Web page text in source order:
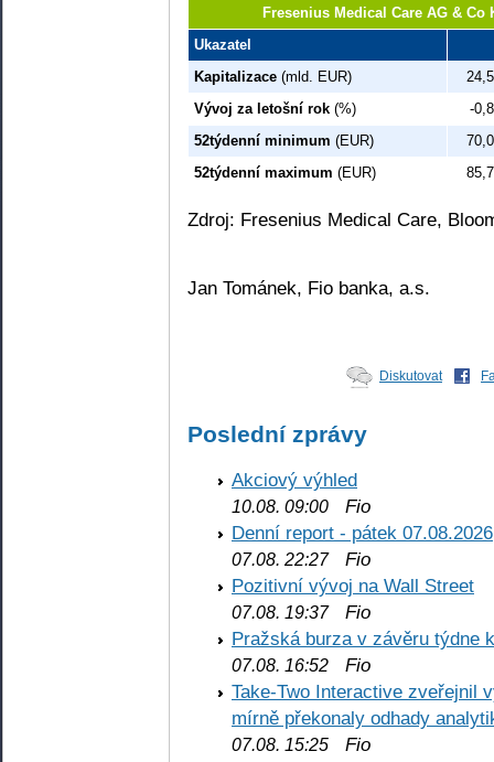
Fresenius Medical Care AG & Co
Ukazatel
Kapitalizace (mld. EUR)
24,5
Vývoj za letošní rok (%)
-0,8
52týdenní minimum (EUR)
70,0
52týdenní maximum (EUR) 85,7
Zdroj: Fresenius Medical Care,
Jan Tománek, Fio banka, a.s.
Diskutovat
Poslední zprávy
Akciový výhled
10.08. 09:00 Fio
Denní report - pátek 07.08.2026
07.08. 22:27Fio
Pozitivní vývoj na Wall Street
07.08. 19:37Fio
Pražská burza v závěru týdne
07.08. 16:52 Fio
Take-Two Interactive zveřejnil
mírně překonaly odhady
07.08. 15:25 Fio